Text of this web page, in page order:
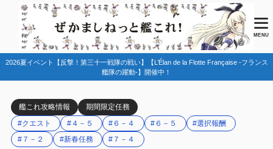
MENU
2026夏イベント【反撃！第三十一戦隊の戦い】【L’Élan de la Flotte Française -フランス
艦隊の躍動-】開催中！
艦これ攻略情報
期間限定任務
#クエスト
#４－５ #６－４ #６－５
#選択報酬
#７－２
#新春任務 #７－４
目次
1
2.1 ７－２－２
2.2 ７－４